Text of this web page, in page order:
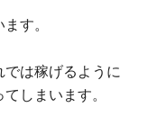
す。
は稼げるように
しまいます。